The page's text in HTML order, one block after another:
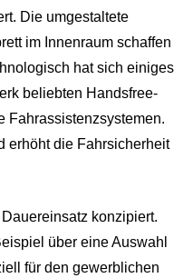
Die umgestaltete
im Innenraum schaffen
hat sich einiges
beliebten Handsfree-
Fahrassistenzsystemen.
erhöht die Fahrsicherheit
konzipiert.
über eine Auswahl
für den gewerblichen